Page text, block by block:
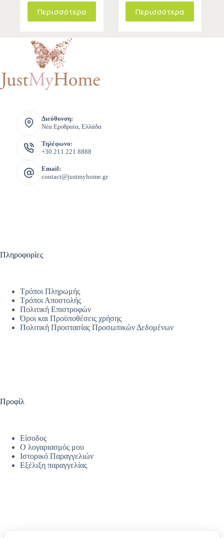
Περισσότερα Περισσότερα
Διεύθυνση:
Νέα Ερυθραία, Ελλάδα
Τηλέφωνο:
+30 211 221 8888
Email:
contact@justmyhome.gr
Πληροφορίες
Τρόποι Πληρωμής
Τρόποι Αποστολής
Πολιτική Επιστροφών
Όροι και Προϋποθέσεις χρήσης
Πολιτική Προστασίας Προσωπικών Δεδομένων
Προφίλ
Είσοδος
Ο λογαριασμός μου
Ιστορικό Παραγγελιών
Εξέλιξη παραγγελίας